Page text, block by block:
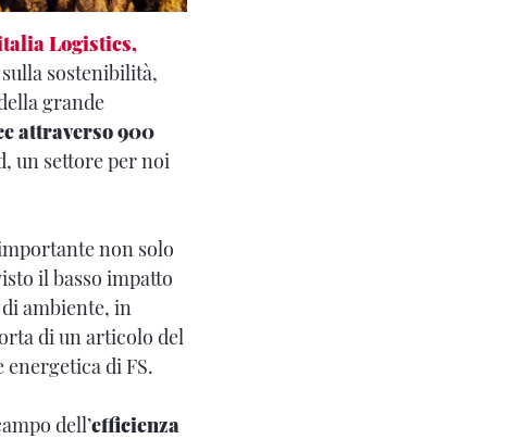
Logistics,
sostenibilità,
grande
attraverso 900
un settore per noi
non solo
il basso impatto
ambiente, in
di un articolo del
di FS.
dell’efficienza